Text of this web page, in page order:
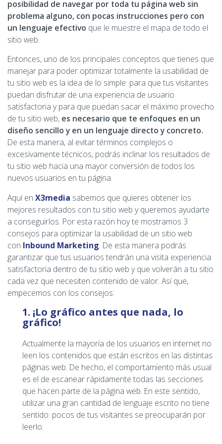
posibilidad de navegar por toda tu página web sin
problema alguno, con pocas instrucciones pero con
un lenguaje efectivo que le muestre el mapa de todo el
sitio web.
Entonces, uno de los principales conceptos que tienes que
manejar para poder optimizar totalmente la usabilidad de
tu sitio web es la idea de lo simple: para que tus visitantes
puedan disfrutar de una experiencia de usuario
satisfactoria y para que puedan sacar el máximo provecho
de tu sitio web, es necesario que te enfoques en un
diseño sencillo y en un lenguaje directo y concreto.
De esta manera, al evitar términos complejos o
excesivamente técnicos, podrás inclinar los resultados de
tu sitio web hacia una mayor conversión de todos los
nuevos usuarios en tu página.
Aquí en X3media sabemos que quieres obtener los
mejores resultados con tu sitio web y queremos ayudarte
a conseguirlos. Por esta razón hoy te mostramos 3
consejos para optimizar la usabilidad de un sitio web
con Inbound Marketing. De esta manera podrás
garantizar que tus usuarios tendrán una visita experiencia
satisfactoria dentro de tu sitio web y que volverán a tu sitio
cada vez que necesiten contenido de valor. Así que,
empecemos con los consejos:
1. ¡Lo gráfico antes que nada, lo
gráfico!
Actualmente la mayoría de los usuarios en internet no
leen los contenidos que están escritos en las distintas
páginas web. De hecho, el comportamiento más usual
es el de escanear rápidamente todas las secciones
que hacen parte de la página web. En este sentido,
utilizar una gran cantidad de lenguaje escrito no tiene
sentido: pocos de tus visitantes se preocuparán por
leerlo.